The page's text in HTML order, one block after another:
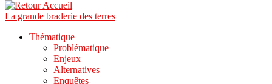
La grande braderie des terres
Thématique
Problématique
Enjeux
Alternatives
Enquêtes